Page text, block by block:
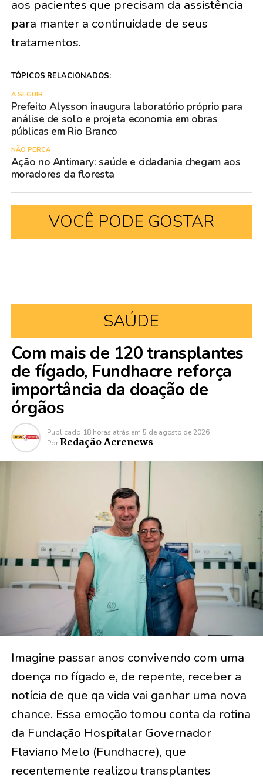
aos pacientes que precisam da assistência
para manter a continuidade de seus
tratamentos.
TÓPICOS RELACIONADOS:
A SEGUIR
Prefeito Alysson inaugura laboratório próprio para
análise de solo e projeta economia em obras
públicas em Rio Branco
NÃO PERCA
Ação no Antimary: saúde e cidadania chegam aos
moradores da floresta
VOCÊ PODE GOSTAR
SAÚDE
Com mais de 120 transplantes
de fígado, Fundhacre reforça
importância da doação de
órgãos
Publicado 18 horas atrás em 5 de agosto de 2026
Por Redação Acrenews
Imagine passar anos convivendo com uma
doença no fígado e, de repente, receber a
notícia de que qa vida vai ganhar uma nova
chance. Essa emoção tomou conta da rotina
da Fundação Hospitalar Governador
Flaviano Melo (Fundhacre), que
recentemente realizou transplantes